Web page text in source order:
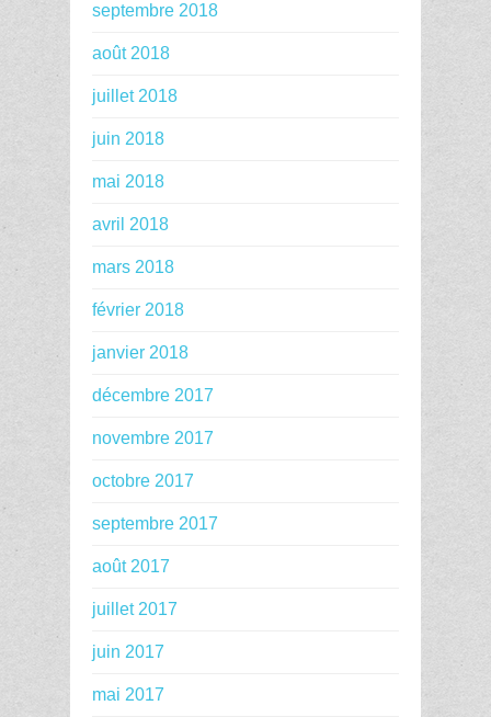
septembre 2018
août 2018
juillet 2018
juin 2018
mai 2018
avril 2018
mars 2018
février 2018
janvier 2018
décembre 2017
novembre 2017
octobre 2017
septembre 2017
août 2017
juillet 2017
juin 2017
mai 2017